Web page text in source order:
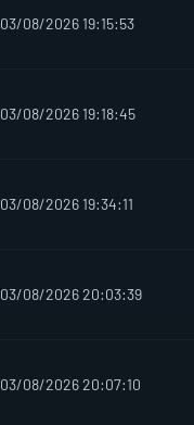
03/08/2026 19:15:53
03/08/2026 19:18:45
03/08/2026 19:34:11
03/08/2026 20:03:39
03/08/2026 20:07:10